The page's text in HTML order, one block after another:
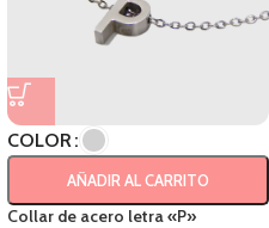
COLOR
AÑADIR AL CARRITO
Collar de acero letra «P»